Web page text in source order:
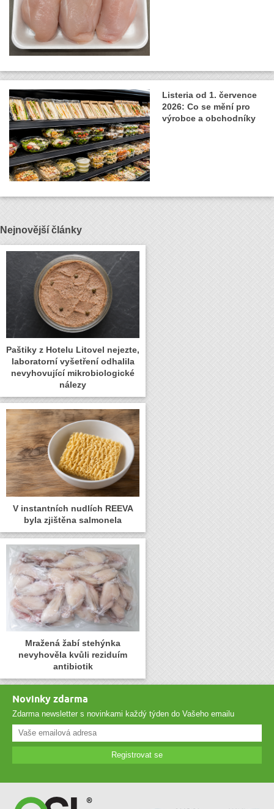
Listeria od 1. července
2026: Co se mění pro
výrobce a obchodníky
Nejnovější články
Paštiky z Hotelu Litovel nejezte,
laboratorní vyšetření odhalila
nevyhovující mikrobiologické
nálezy
V instantních nudlích REEVA
byla zjištěna salmonela
Mražená žabí stehýnka
nevyhověla kvůli reziduím
antibiotik
Novinky zdarma
Zdarma newsletter s novinkami každý týden do Vašeho emailu
Registrovat se